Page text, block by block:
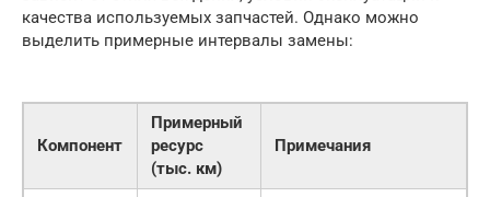
качества используемых запчастей. Однако можно
выделить примерные интервалы замены:
Компонент
Примерный
ресурс
(тыс. км)
Примечания